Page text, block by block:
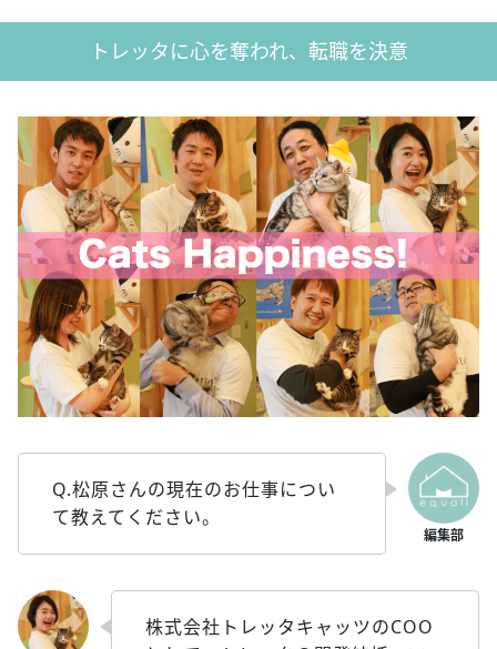
トレッタに心を奪われ、転職を決意
Q.松原さんの現在のお仕事につい
て教えてください。
株式会社トレッタキャッツのCOO